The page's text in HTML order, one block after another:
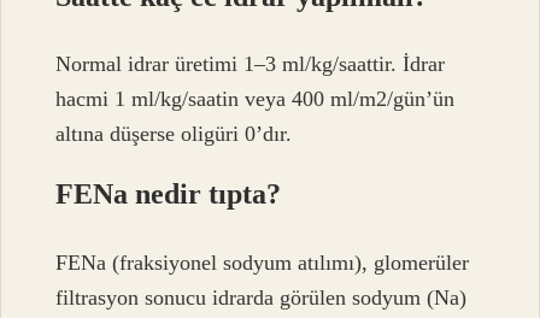
Normal idrar üretimi 1–3 ml/kg/saattir. İdrar
hacmi 1 ml/kg/saatin veya 400 ml/m2/gün’ün
altına düşerse oligüri 0’dır.
FENa nedir tıpta?
FENa (fraksiyonel sodyum atılımı), glomerüler
filtrasyon sonucu idrarda görülen sodyum (Na)